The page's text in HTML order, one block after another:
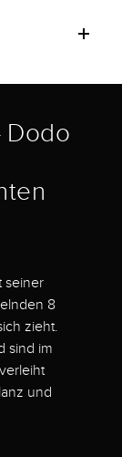
Dodo
seiner
8
zieht.
sind im
und